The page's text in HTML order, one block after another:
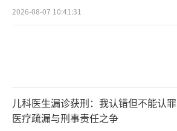
2026-08-07 10:41:31
儿科医生漏诊获刑：我认错但不能认罪
医疗疏漏与刑事责任之争